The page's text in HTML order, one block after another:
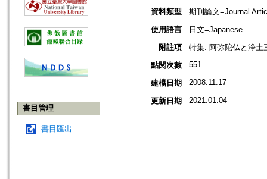
書目管理
書目匯出
資料類型
期刊論文=Journal
使用語言
日文=Japanese
附註項
特集: 阿弥陀仏と浄土
點閱次數
551
建檔日期 2008.11.17
更新日期 2021.01.04